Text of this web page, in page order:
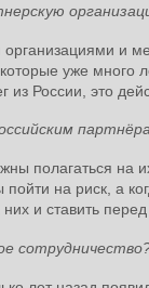
организациями и
уже много
из России, это
полагаться на
пойти на риск, а
и ставить